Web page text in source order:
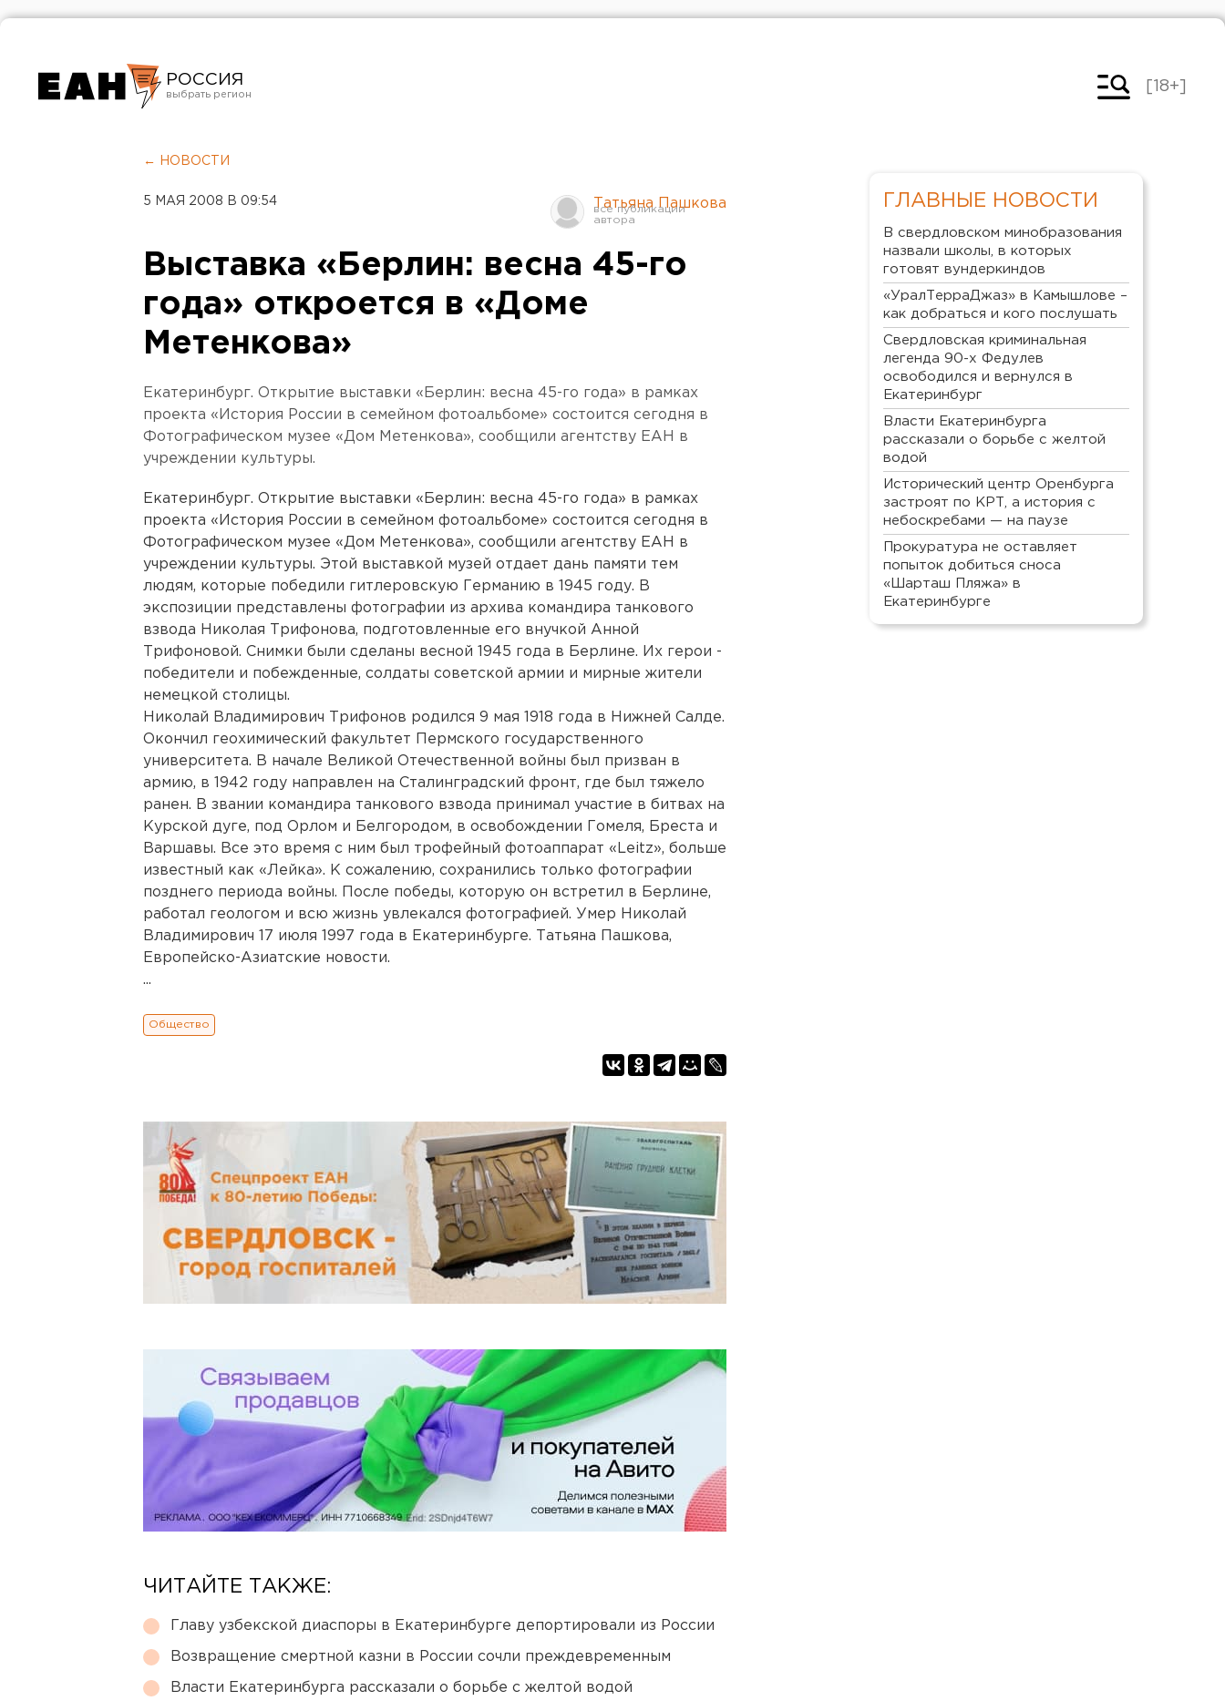
РОССИЯ
Челябинск
[18+]
← НОВОСТИ
5 МАЯ 2008 В 09:54 Татьяна Пашкова
Выставка «Берлин: весна 45-го
года» откроется в «Доме
Метенкова»
Екатеринбург. Открытие выставки «Берлин: весна 45-го года» в рамках
проекта «История России в семейном фотоальбоме» состоится сегодня в
Фотографическом музее «Дом Метенкова», сообщили агентству ЕАН в
учреждении культуры.
Екатеринбург. Открытие выставки «Берлин: весна 45-го года» в рамках
проекта «История России в семейном фотоальбоме» состоится сегодня в
Фотографическом музее «Дом Метенкова», сообщили агентству ЕАН в
учреждении культуры. Этой выставкой музей отдает дань памяти тем
людям, которые победили гитлеровскую Германию в 1945 году. В
экспозиции представлены фотографии из архива командира танкового
взвода Николая Трифонова, подготовленные его внучкой Анной
Трифоновой. Снимки были сделаны весной 1945 года в Берлине. Их герои -
победители и побежденные, солдаты советской армии и мирные жители
немецкой столицы.
Николай Владимирович Трифонов родился 9 мая 1918 года в Нижней Салде.
Окончил геохимический факультет Пермского государственного
университета. В начале Великой Отечественной войны был призван в
армию, в 1942 году направлен на Сталинградский фронт, где был тяжело
ранен. В звании командира танкового взвода принимал участие в битвах на
Курской дуге, под Орлом и Белгородом, в освобождении Гомеля, Бреста и
Варшавы. Все это время с ним был трофейный фотоаппарат «Leitz», больше
известный как «Лейка». К сожалению, сохранились только фотографии
позднего периода войны. После победы, которую он встретил в Берлине,
работал геологом и всю жизнь увлекался фотографией. Умер Николай
Владимирович 17 июля 1997 года в Екатеринбурге. Татьяна Пашкова,
Европейско-Азиатские новости.
...
Общество
ЧИТАЙТЕ ТАКЖЕ:
Главу узбекской диаспоры в Екатеринбурге депортировали из России
Возвращение смертной казни в России сочли преждевременным
Власти Екатеринбурга рассказали о борьбе с желтой водой
ГЛАВНЫЕ НОВОСТИ
В свердловском минобразования
назвали школы, в которых
готовят вундеркиндов
«УралТерраДжаз» в Камышлове –
как добраться и кого послушать
Свердловская криминальная
легенда 90-х Федулев
освободился и вернулся в
Екатеринбург
Власти Екатеринбурга
рассказали о борьбе с желтой
водой
Исторический центр Оренбурга
застроят по КРТ, а история с
небоскребами — на паузе
Прокуратура не оставляет
попыток добиться сноса
«Шарташ Пляжа» в
Екатеринбурге